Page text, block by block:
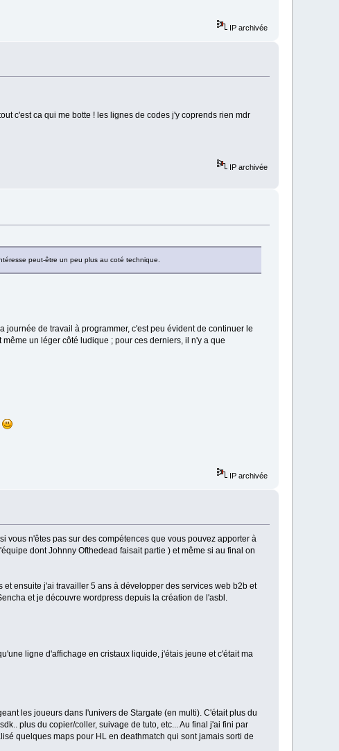
IP archivée
c'est ca qui me botte ! les lignes de codes j'y coprends rien mdr
IP archivée
peut-être un peu plus au coté technique.
de travail à programmer, c'est peu évident de continuer le
un léger côté ludique ; pour ces derniers, il n'y a que
IP archivée
vous n'êtes pas sur des compétences que vous pouvez apporter à
dont Johnny Ofthedead faisait partie ) et même si au final on
ensuite j'ai travailler 5 ans à développer des services web b2b et
et je découvre wordpress depuis la création de l'asbl.
ligne d'affichage en cristaux liquide, j'étais jeune et c'était ma
les joueurs dans l'univers de Stargate (en multi). C'était plus du
plus du copier/coller, suivage de tuto, etc... Au final j'ai fini par
quelques maps pour HL en deathmatch qui sont jamais sorti de